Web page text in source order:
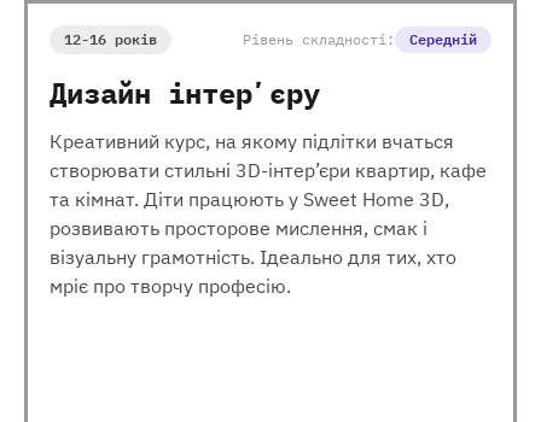
12-16 років Рівень складності: Середній
Дизайн інтерʼєру
Креативний курс, на якому підлітки вчаться
створювати стильні 3D-інтер’єри квартир, кафе
та кімнат. Діти працюють у Sweet Home 3D,
розвивають просторове мислення, смак і
візуальну грамотність. Ідеально для тих, хто
мріє про творчу професію.